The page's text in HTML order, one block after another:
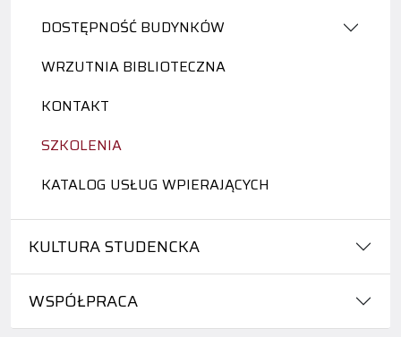
DOSTĘPNOŚĆ BUDYNKÓW
WRZUTNIA BIBLIOTECZNA
KONTAKT
SZKOLENIA
KATALOG USŁUG WPIERAJĄCYCH
KULTURA STUDENCKA
WSPÓŁPRACA